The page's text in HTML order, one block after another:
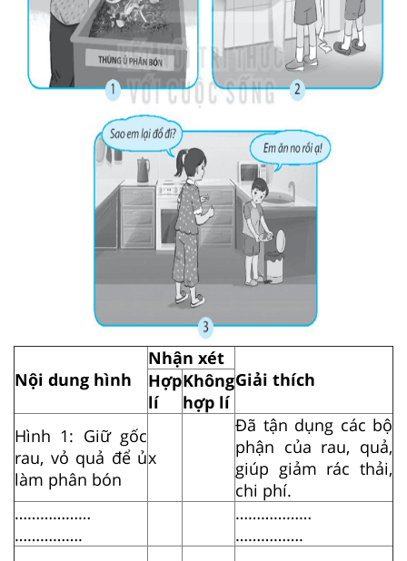
Nội dung hình
Nhận xét
Giải thích
Hợp
lí
Không
hợp lí
Hình 1: Giữ gốc
rau, vỏ quả để ủ
làm phân bón
x
Đã tận dụng các bộ
phận của rau, quả,
giúp giảm rác thải,
chi phí.
………………
…………….
………………
…………….